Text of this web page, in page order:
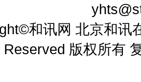
©和讯网 北京和讯
Reserved 版权所有